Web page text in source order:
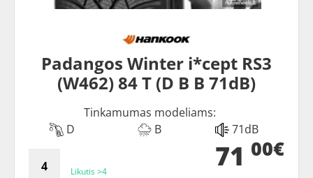
Padangos Winter i*cept RS3
(W462) 84 T (D B B 71dB)
Tinkamumas modeliams:
D
B 71dB
Likutis >4 71 00€